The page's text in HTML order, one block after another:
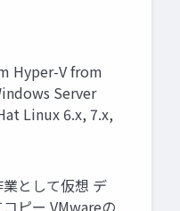
Hyper-V from
Server
Linux 6.x, 7.x,
として仮想 デ